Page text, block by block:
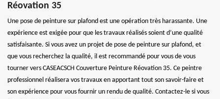
Réovation 35
Une pose de peinture sur plafond est une opération très harassante. Une
expérience est exigée pour que les travaux réalisés soient d’une qualité
satisfaisante. Si vous avez un projet de pose de peinture sur plafond, et
que vous recherchez la qualité, il est recommandé pour vous de vous
tourner vers CASEACSCH Couverture Peinture Réovation 35. Ce peintre
professionnel réalisera vos travaux en apportant tout son savoir-faire et
son expérience pour vous fournir un rendu de qualité. Contactez-le si vous